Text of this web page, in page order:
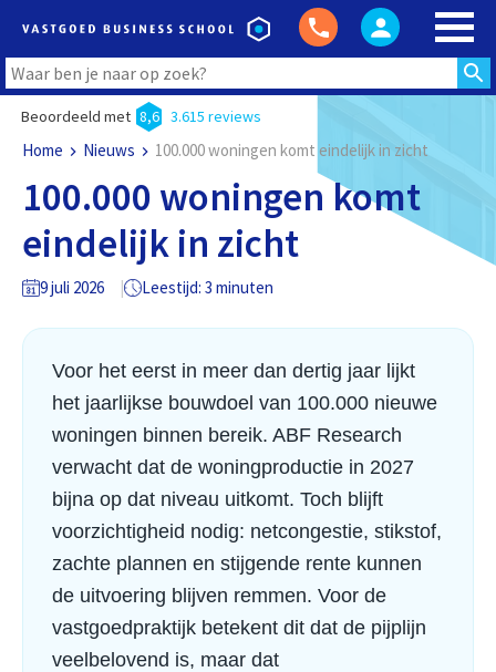
Beoordeeld met 8,6 3.615 reviews
Home Nieuws 100.000 woningen komt eindelijk in zicht
100.000 woningen komt
eindelijk in zicht
9 juli 2026 Leestijd: 3 minuten
Voor het eerst in meer dan dertig jaar lijkt
het jaarlijkse bouwdoel van 100.000 nieuwe
woningen binnen bereik. ABF Research
verwacht dat de woningproductie in 2027
bijna op dat niveau uitkomt. Toch blijft
voorzichtigheid nodig: netcongestie, stikstof,
zachte plannen en stijgende rente kunnen
de uitvoering blijven remmen. Voor de
vastgoedpraktijk betekent dit dat de pijplijn
veelbelovend is, maar dat